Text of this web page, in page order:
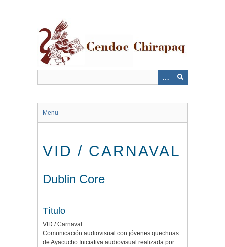
Menu
VID / CARNAVAL
Dublin Core
Título
VID / Carnaval
Comunicación audiovisual con jóvenes quechuas
de Ayacucho Iniciativa audiovisual realizada por